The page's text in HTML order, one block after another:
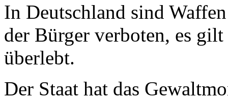
In Deutschland sind
der Bürger verboten, es
überlebt.
Der Staat hat das